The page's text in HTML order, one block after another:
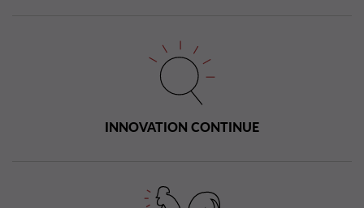
INNOVATION CONTINUE